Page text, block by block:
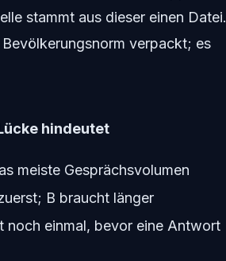
stammt aus dieser einen Datei.
verpackt; es
hindeutet
meiste Gesprächsvolumen
B braucht länger
noch einmal, bevor eine Antwort